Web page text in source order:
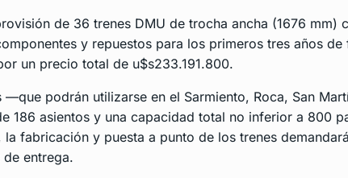
de 36 trenes DMU de trocha ancha (1676 mm)
y repuestos para los primeros tres años
un precio total de u$s233.191.800.
—que podrán utilizarse en el Sarmiento, Roca, San
186 asientos y una capacidad total no inferior a 800
la fabricación y puesta a punto de los trenes
entrega.